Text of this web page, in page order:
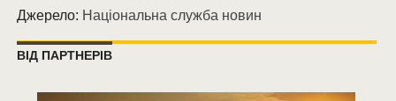
Джерело: Національна служба новин
ВІД ПАРТНЕРІВ